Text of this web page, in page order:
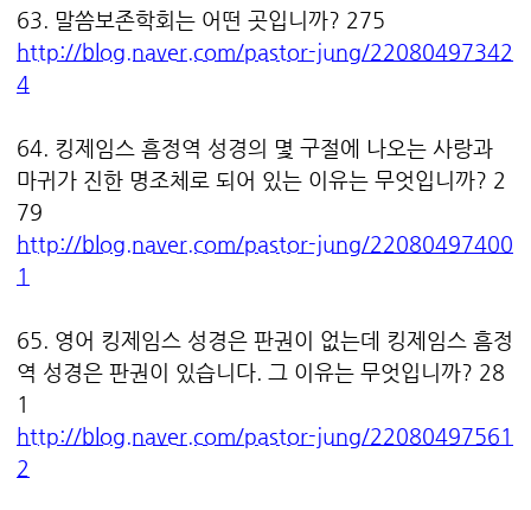
63. 말씀보존학회는 어떤 곳입니까? 275
http://blog.naver.com/pastor-jung/22080497342
4
64. 킹제임스 흠정역 성경의 몇 구절에 나오는 사랑과
마귀가 진한 명조체로 되어 있는 이유는 무엇입니까? 2
79
http://blog.naver.com/pastor-jung/22080497400
1
65. 영어 킹제임스 성경은 판권이 없는데 킹제임스 흠정
역 성경은 판권이 있습니다. 그 이유는 무엇입니까? 28
1
http://blog.naver.com/pastor-jung/22080497561
2